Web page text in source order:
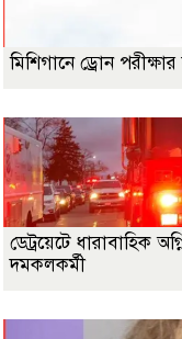
মিশিগানে ড্রোন
ডেট্রয়েটে ধারাবাহিক
দমকলকর্মী